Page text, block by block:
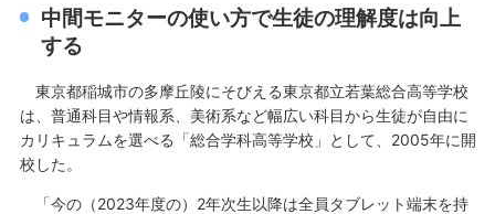
中間モニターの使い方で生徒の理解度は向上
する
東京都稲城市の多摩丘陵にそびえる東京都立若葉総合高等学校
は、普通科目や情報系、美術系など幅広い科目から生徒が自由に
カリキュラムを選べる「総合学科高等学校」として、2005年に開
校した。
「今の（2023年度の）2年次生以降は全員タブレット端末を持